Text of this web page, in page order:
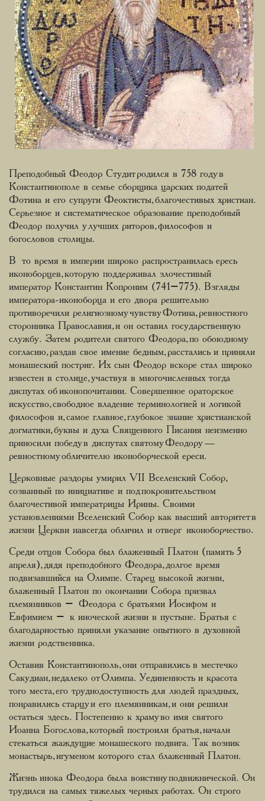
Преподобный Феодор Студит родился в 758 году в
Константинополе в семье сборщика царских податей
Фотина и его супруги Феоктисты, благочестивых христиан.
Серьезное и систематическое образование преподобный
Феодор получил у лучших риторов, философов и
богословов столицы.
В то время в империи широко распространилась ересь
иконоборцев, которую поддерживал злочестивый
император Константин Копроним (741–775). Взгляды
императора-иконоборца и его двора решительно
противоречили религиозному чувству Фотина, ревностного
сторонника Православия, и он оставил государственную
службу. Затем родители святого Феодора, по обоюдному
согласию, раздав свое имение бедным, расстались и приняли
монашеский постриг. Их сын Феодор вскоре стал широко
известен в столице, участвуя в многочисленных тогда
диспутах об иконопочитании. Совершенное ораторское
искусство, свободное владение терминологией и логикой
философов и, самое главное, глубокое знание христианской
догматики, буквы и духа Священного Писания неизменно
приносили победу в диспутах святому Феодору —
ревностному обличителю иконоборческой ереси.
Церковные раздоры умирил VII Вселенский Собор,
созванный по инициативе и под покровительством
благочестивой императрицы Ирины. Своими
установлениями Вселенский Собор как высший авторитет в
жизни Церкви навсегда обличил и отверг иконоборчество.
Среди отцов Собора был блаженный Платон (память 5
апреля), дядя преподобного Феодора, долгое время
подвизавшийся на Олимпе. Старец высокой жизни,
блаженный Платон по окончании Собора призвал
племянников – Феодора с братьями Иосифом и
Евфимием – к иноческой жизни в пустыне. Братья с
благодарностью приняли указание опытного в духовной
жизни родственника.
Оставив Константинополь, они отправились в местечко
Сакудиан, недалеко от Олимпа. Уединенность и красота
того места, его труднодоступность для людей праздных,
понравились старцу и его племянникам, и они решили
остаться здесь. Постепенно к храму во имя святого
Иоанна Богослова, который построили братья, начали
стекаться жаждущие монашеского подвига. Так возник
монастырь, игуменом которого стал блаженный Платон.
Жизнь инока Феодора была воистину подвижнической. Он
трудился на самых тяжелых черных работах. Он строго